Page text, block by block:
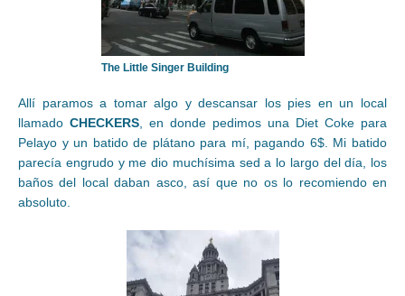
The Little Singer Building
Allí paramos a tomar algo y descansar los pies en un local
llamado CHECKERS, en donde pedimos una Diet Coke para
Pelayo y un batido de plátano para mí, pagando 6$. Mi batido
parecía engrudo y me dio muchísima sed a lo largo del día, los
baños del local daban asco, así que no os lo recomiendo en
absoluto.